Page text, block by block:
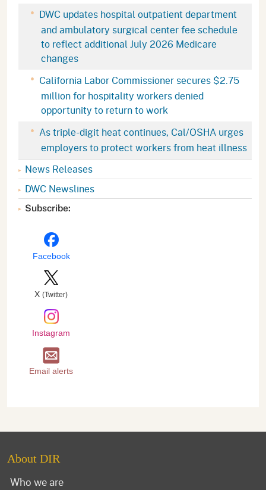
DWC updates hospital outpatient department
and ambulatory surgical center fee schedule
to reflect additional July 2026 Medicare
changes
California Labor Commissioner secures $2.75
million for hospitality workers denied
opportunity to return to work
As triple-digit heat continues, Cal/OSHA urges
employers to protect workers from heat illness
News Releases
DWC Newslines
Subscribe:
Facebook
X (Twitter)
Instagram
Email alerts
About DIR
Who we are